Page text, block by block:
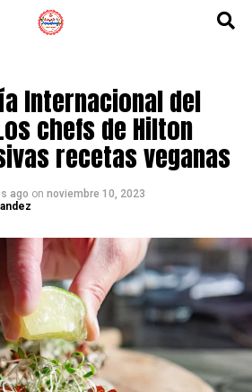
Internacional del
chefs de Hilton
recetas veganas
ago on noviembre 10, 2023